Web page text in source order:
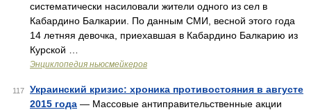
систематически насиловали жители одного из сел в
Кабардино Балкарии. По данным СМИ, весной этого года
14 летняя девочка, приехавшая в Кабардино Балкарию из
Курской …
Энциклопедия ньюсмейкеров
117
Украинский кризис: хроника противостояния в августе
2015 года — Массовые антиправительственные акции